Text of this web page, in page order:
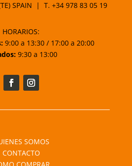
SPAIN | T.+34 978 83 05 19
HORARIOS:
9:00 a 13:30 / 17:00 a 20:00
9:30 a 13:00
SOMOS
CONTACTO